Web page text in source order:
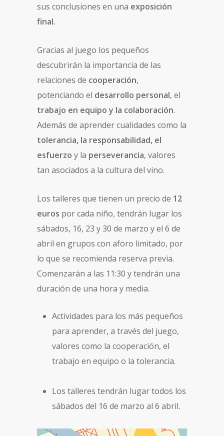
sus conclusiones en una exposición
final.
Gracias al juego los pequeños
descubrirán la importancia de las
relaciones de cooperación,
potenciando el desarrollo personal, el
trabajo en equipo y la colaboración.
Además de aprender cualidades como la
tolerancia, la responsabilidad, el
esfuerzo y la perseverancia, valores
tan asociados a la cultura del vino.
Los talleres que tienen un precio de 12
euros por cada niño, tendrán lugar los
sábados, 16, 23 y 30 de marzo y el 6 de
abril en grupos con aforo limitado, por
lo que se recomienda reserva previa.
Comenzarán a las 11:30 y tendrán una
duración de una hora y media.
Actividades para los más pequeños
para aprender, a través del juego,
valores como la cooperación, el
trabajo en equipo o la tolerancia.
Los talleres tendrán lugar todos los
sábados del 16 de marzo al 6 abril.